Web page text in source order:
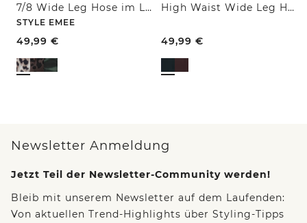
7/8 Wide Leg Hose im Loose Fit mit Print
STYLE EMEE
49,99 €
High Waist Wide Leg Hose im Loose Fit
49,99 €
Newsletter Anmeldung
Jetzt Teil der Newsletter-Community werden!
Bleib mit unserem Newsletter auf dem Laufenden:
Von aktuellen Trend-Highlights über Styling-Tipps